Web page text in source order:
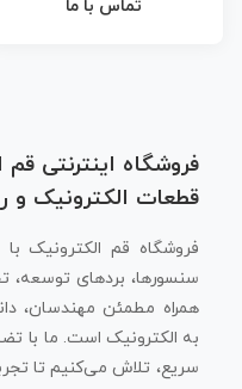
تماس با ما
فروشگاه اینترنتی
قطعات الکترونیک و
فروشگاه قم الکترونیک با
سنسورها، بردهای توسعه،
همراه مطمئن مهندسان،
به الکترونیک است. ما با
سریع، تلاش می‌کنیم تا